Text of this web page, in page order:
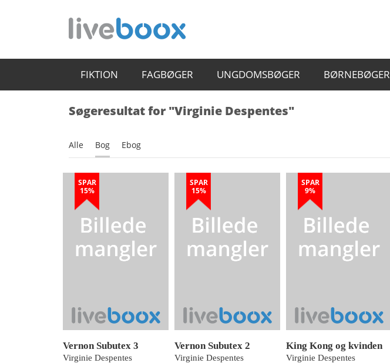
FIKTION FAGBØGER UNGDOMSBØGER BØRNEBØGER
Søgeresultat for "Virginie Despentes"
Alle Bog Ebog
SPAR
15%
Vernon Subutex 3
Virginie Despentes
SPAR
15%
Vernon Subutex 2
Virginie Despentes
SPAR
9%
King Kong og kvinden
Virginie Despentes